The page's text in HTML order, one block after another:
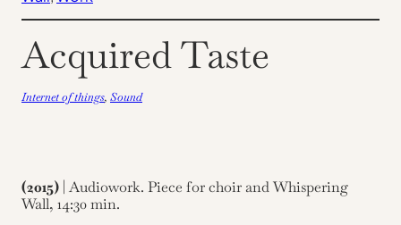
Acquired Taste
Internet of things, Sound
(2015) | Audiowork. Piece for choir and Whispering
Wall, 14:30 min.